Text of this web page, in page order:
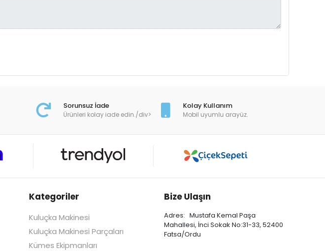
Sorunsuz İade
Ürünleri kolay iade edin./div>
Kolay Kullanım
Mobil uyumlu arayüz.
Kategoriler
Kuluçka Makinesi
Kuluçka Makinesi Parçaları
Kümes Ekipmanları
Bize Ulaşın
Adres: Mustafa Kemal Paşa
Mahallesi, İnci Sokak No:31-33, 52400
Fatsa/Ordu